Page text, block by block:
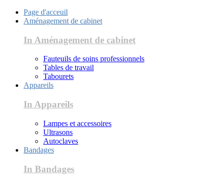
Page d'acceuil
Aménagement de cabinet
In Aménagement de cabinet
Fauteuils de soins professionnels
Tables de travail
Tabourets
Appareils
In Appareils
Lampes et accessoires
Ultrasons
Autoclaves
Bandages
In Bandages